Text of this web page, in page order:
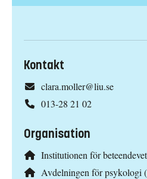
Kontakt
clara.moller@liu.se
013-28 21 02
Organisation
Institutionen för
Avdelningen för psykologi